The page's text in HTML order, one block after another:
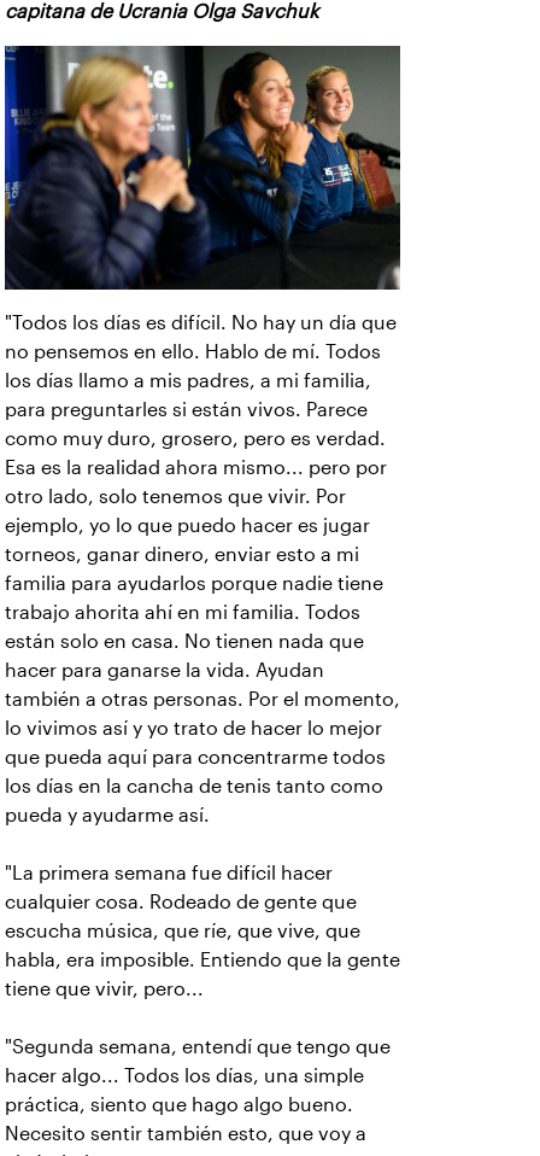
capitana de Ucrania Olga Savchuk
"Todos los días es difícil. No hay un día que
no pensemos en ello. Hablo de mí. Todos
los días llamo a mis padres, a mi familia,
para preguntarles si están vivos. Parece
como muy duro, grosero, pero es verdad.
Esa es la realidad ahora mismo... pero por
otro lado, solo tenemos que vivir. Por
ejemplo, yo lo que puedo hacer es jugar
torneos, ganar dinero, enviar esto a mi
familia para ayudarlos porque nadie tiene
trabajo ahorita ahí en mi familia. Todos
están solo en casa. No tienen nada que
hacer para ganarse la vida. Ayudan
también a otras personas. Por el momento,
lo vivimos así y yo trato de hacer lo mejor
que pueda aquí para concentrarme todos
los días en la cancha de tenis tanto como
pueda y ayudarme así.
"La primera semana fue difícil hacer
cualquier cosa. Rodeado de gente que
escucha música, que ríe, que vive, que
habla, era imposible. Entiendo que la gente
tiene que vivir, pero...
"Segunda semana, entendí que tengo que
hacer algo... Todos los días, una simple
práctica, siento que hago algo bueno.
Necesito sentir también esto, que voy a